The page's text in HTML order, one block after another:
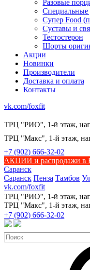
Разовые
Специальные
Супер Food
Суставы и
Тестостерон
Шорты
Акции
Новинки
Производители
Доставка и оплата
Контакты
vk.com/foxfit
ТРЦ "РИО", 1-й этаж,
ТРЦ "Макс", 1-й этаж,
+7 (902) 666-32-02
АКЦИИ и распродажи в
Саранск
Саранск Пенза Тамбов
vk.com/foxfit
ТРЦ "РИО", 1-й этаж,
ТРЦ "Макс", 1-й этаж,
+7 (902) 666-32-02